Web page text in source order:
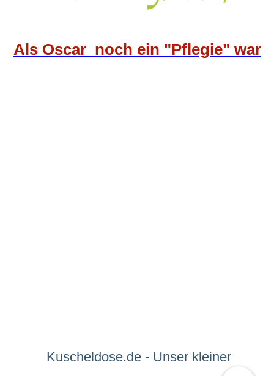
Als Oscar noch ein "Pflegie" war
Kuscheldose.de - Unser kleiner